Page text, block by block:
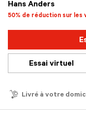
Hans Anders
50% de réduction sur les
Essai virtuel
Livré à votre